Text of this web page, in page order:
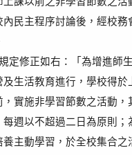
內民主程序討論後，經校務
定修正如右：「為增進師
及生活教育進行，學校得於
，實施非學習節數之活動，
每週以不超過二日為原則；
養主動學習，於全校集合之